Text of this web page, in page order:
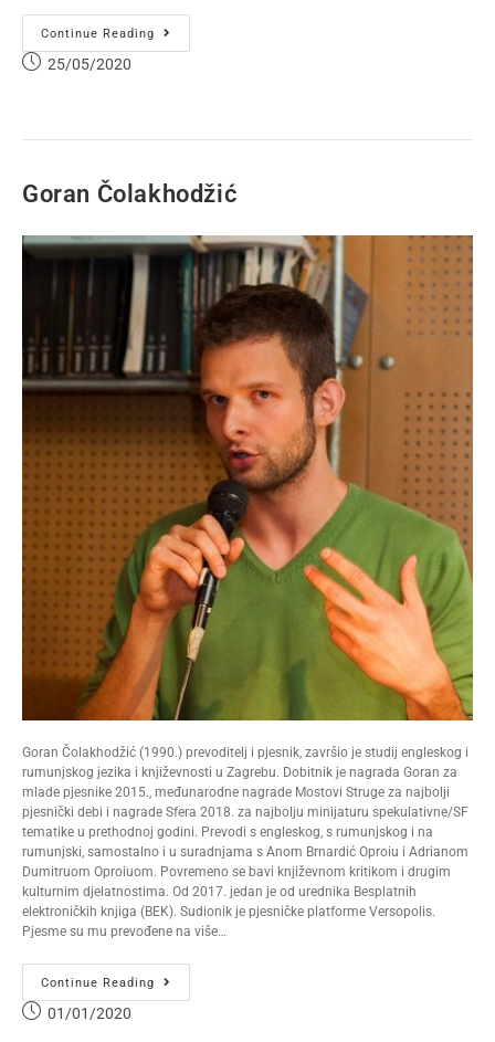
Continue Reading
25/05/2020
Goran Čolakhodžić
Goran Čolakhodžić (1990.) prevoditelj i pjesnik, završio je studij engleskog i
rumunjskog jezika i književnosti u Zagrebu. Dobitnik je nagrada Goran za
mlade pjesnike 2015., međunarodne nagrade Mostovi Struge za najbolji
pjesnički debi i nagrade Sfera 2018. za najbolju minijaturu spekulativne/SF
tematike u prethodnoj godini. Prevodi s engleskog, s rumunjskog i na
rumunjski, samostalno i u suradnjama s Anom Brnardić Oproiu i Adrianom
Dumitruom Oproiuom. Povremeno se bavi književnom kritikom i drugim
kulturnim djelatnostima. Od 2017. jedan je od urednika Besplatnih
elektroničkih knjiga (BEK). Sudionik je pjesničke platforme Versopolis.
Pjesme su mu prevođene na više…
Continue Reading
01/01/2020